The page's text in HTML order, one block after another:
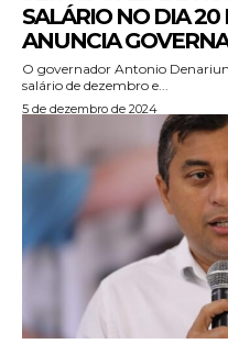
SALÁRIO NO DIA 20
ANUNCIA
O governador Antonio
salário de dezembro e...
5 de dezembro de 2024